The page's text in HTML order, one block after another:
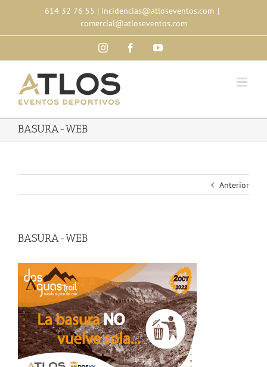
content
614 32 76 55 | incidencias@atloseventos.com |
comercial@atloseventos.com
InstagramFacebookYouTube
BASURA-WEB
Anterior
BASURA-WEB